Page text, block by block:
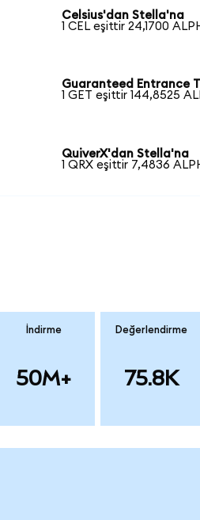
Celsius'dan Stella'na
1 CEL eşittir 24,1700
Guaranteed Entrance
1 GET eşittir 144,8525
QuiverX'dan Stella'na
1 QRX eşittir 7,4836
İndirme
50M+
Değerlendirme
75.8K